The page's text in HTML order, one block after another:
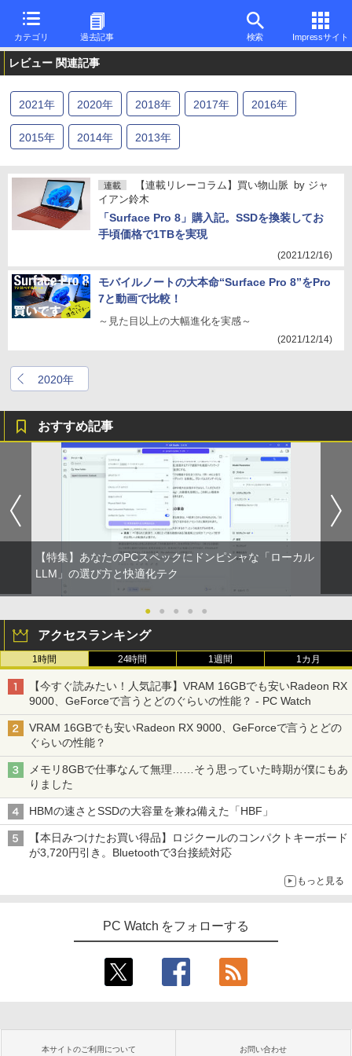
カテゴリ 過去記事 検索 Impressサイト
レビュー 関連記事
2021年 2020年 2018年 2017年 2016年
2015年 2014年 2013年
連載 【連載リレーコラム】買い物山脈 by ジャ
イアン鈴木
「Surface Pro 8」購入記。SSDを換装してお
手頃価格で1TBを実現
(2021/12/16)
モバイルノートの大本命“Surface Pro 8”をPro
7と動画で比較！
～見た目以上の大幅進化を実感～
(2021/12/14)
2020年
おすすめ記事
【特集】あなたのPCスペックにドンピシャな「ローカル
LLM」の選び方と快適化テク
● ● ● ● ●
アクセスランキング
1時間 24時間 1週間 1カ月
【今すぐ読みたい！人気記事】VRAM 16GBでも安いRadeon RX
9000、GeForceで言うとどのぐらいの性能？ - PC Watch
VRAM 16GBでも安いRadeon RX 9000、GeForceで言うとどの
ぐらいの性能？
メモリ8GBで仕事なんて無理……そう思っていた時期が僕にもあ
りました
HBMの速さとSSDの大容量を兼ね備えた「HBF」
【本日みつけたお買い得品】ロジクールのコンパクトキーボード
が3,720円引き。Bluetoothで3台接続対応
もっと見る
PC Watch をフォローする
本サイトのご利用について お問い合わせ